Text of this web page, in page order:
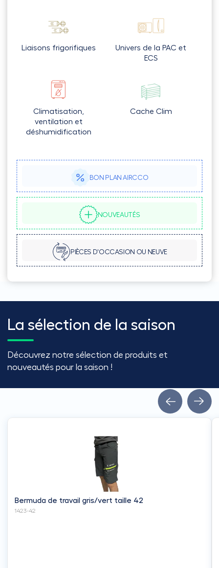
Liaisons frigorifiques
Univers de la PAC et
ECS
Climatisation,
ventilation et
déshumidification
Cache Clim
BON PLAN AIRCCO
NOUVEAUTÉS
PIÈCES D'OCCASION OU NEUVE
La sélection de la saison
Découvrez notre sélection de produits et
nouveautés pour la saison !
Bermuda de travail gris/vert taille 42
1423-42